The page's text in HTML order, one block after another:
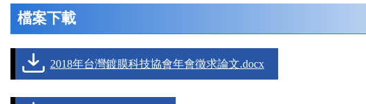
檔案下載
2018年台灣鍍膜科技協會年會徵求論文.docx